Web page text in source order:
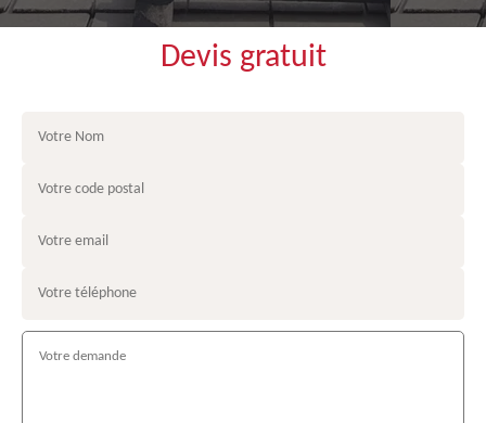
Devis gratuit